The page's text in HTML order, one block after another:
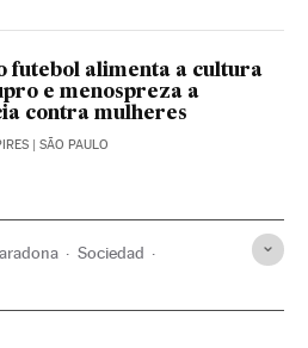
futebol alimenta a cultura
e menospreza a
contra mulheres
| SÃO PAULO
Sociedad